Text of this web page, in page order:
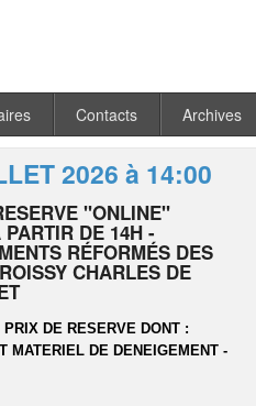
Contacts Archives
2026 à 14:00
"ONLINE"
DE 14H -
RÉFORMÉS DES
CHARLES DE
DE RESERVE DONT :
MATERIEL DE DENEIGEMENT -